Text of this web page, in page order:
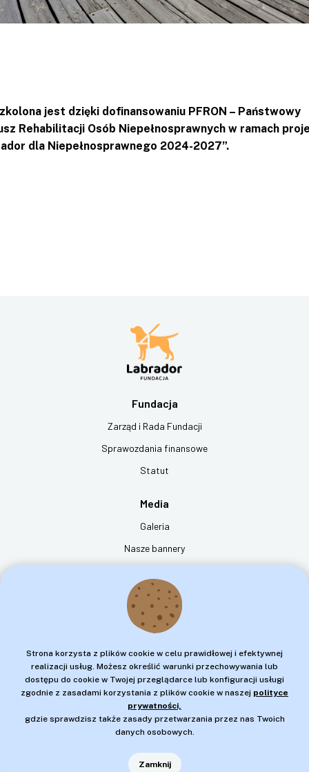
jest dzięki dofinansowaniu PFRON – Państwowy
Rehabilitacji Osób Niepełnosprawnych w ramach
dla Niepełnosprawnego 2024-2027”.
Fundacja
Zarząd i Rada Fundacji
Sprawozdania finansowe
Statut
Media
Galeria
Nasze bannery
Kontakt
Fundacja na rzecz Osób Niewidomych Labrador - Pies Przewodnik
ul. Jana Spychalskiego 12
61-543 Poznań
tel: 573 444 488
biuro@fundacja.labrador.pl
Strona korzysta z plików cookie w celu prawidłowej i efektywnej
realizacji usług. Możesz określić warunki przechowywania lub
dostępu do cookie w Twojej przeglądarce lub konfiguracji usługi
zgodnie z zasadami korzystania z plików cookie w naszej polityce
prywatności,
gdzie sprawdzisz także zasady przetwarzania przez nas Twoich
danych osobowych.
Zamknij